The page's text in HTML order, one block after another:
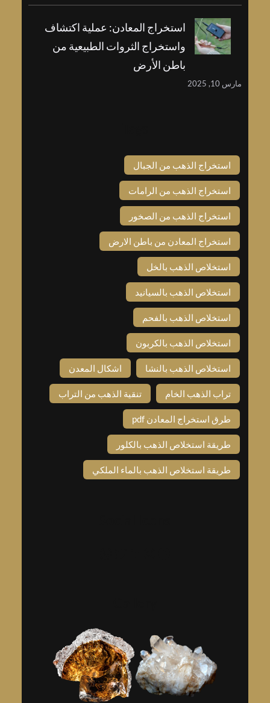
استخراج المعادن: عملية اكتشاف
واستخراج الثروات الطبيعية من
باطن الأرض
مارس 10, 2025
استخراج الذهب من الجبال
استخراج الذهب من الرامات
استخراج الذهب من الصخور
استخراج المعادن من باطن الارض
استخلاص الذهب بالخل
استخلاص الذهب بالسيانيد
استخلاص الذهب بالفحم
استخلاص الذهب بالكربون
استخلاص الذهب بالنشا اشكال المعدن
تراب الذهب الخام تنقية الذهب من التراب
طرق استخراج المعادن pdf
طريقة استخلاص الذهب بالكلور
طريقة استخلاص الذهب بالماء الملكي